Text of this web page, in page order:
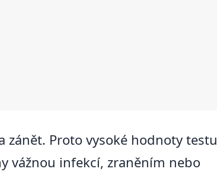
zánět. Proto vysoké hodnoty testu
vážnou infekcí, zraněním nebo